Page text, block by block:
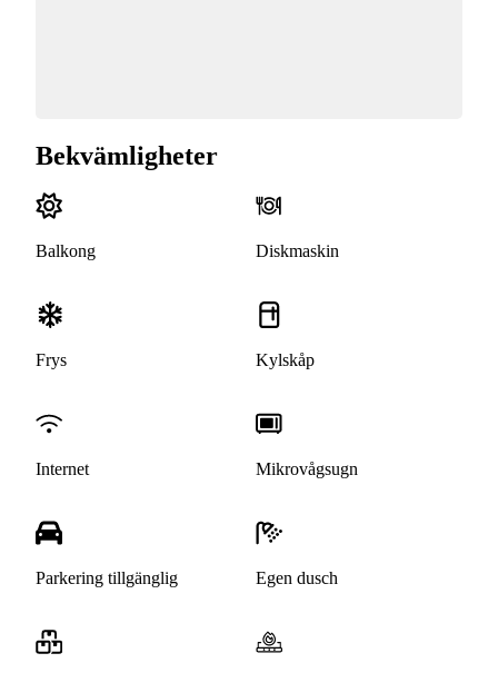
Bekvämligheter
Balkong Diskmaskin
Frys Kylskåp
Internet Mikrovågsugn
Parkering tillgänglig Egen dusch